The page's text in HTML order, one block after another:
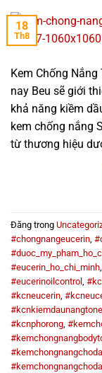
18
Th8
Kem Chống
nay Beu sẽ giới
khả năng kiềm
kem chống nắng
từ thương hiệu
Đăng trong
#chongnangeucerin
#eucerin_ho_chi_minh
#eucerinoilcontrol
#kcneucerin
#kcnkiemdaunangtone
#kcnphorong